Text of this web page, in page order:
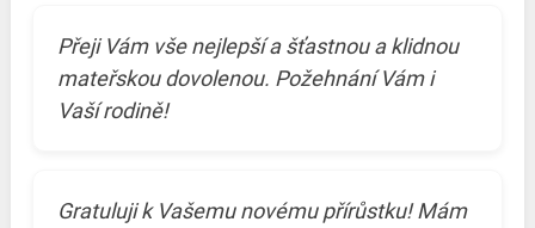
Přeji Vám vše nejlepší a šťastnou a klidnou
mateřskou dovolenou. Požehnání Vám i
Vaší rodině!
Gratuluji k Vašemu novému přírůstku! Mám